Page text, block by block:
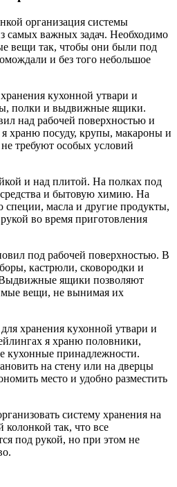
организация системы
самых важных задач. Необходимо
вещи так, чтобы они были под
и без того небольшое
кухонной утвари и
полки и выдвижные ящики.
над рабочей поверхностью и
храню посуду, крупы, макароны и
требуют особых условий
и над плитой. На полках под
и бытовую химию. На
специи, масла и другие продукты,
во время приготовления
под рабочей поверхностью. В
кастрюли, сковородки и
ящики позволяют
вещи, не вынимая их
хранения кухонной утвари и
я храню половники,
кухонные принадлежности.
на стену или на дверцы
место и удобно разместить
систему хранения на
колонкой так, что все
под рукой, но при этом не